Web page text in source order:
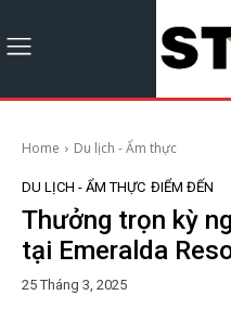
Home Du lịch - Ẩm thực
DU LỊCH - ẨM THỰC ĐIỂM ĐẾN
Thưởng trọn kỳ
tại Emeralda
25 Tháng 3, 2025